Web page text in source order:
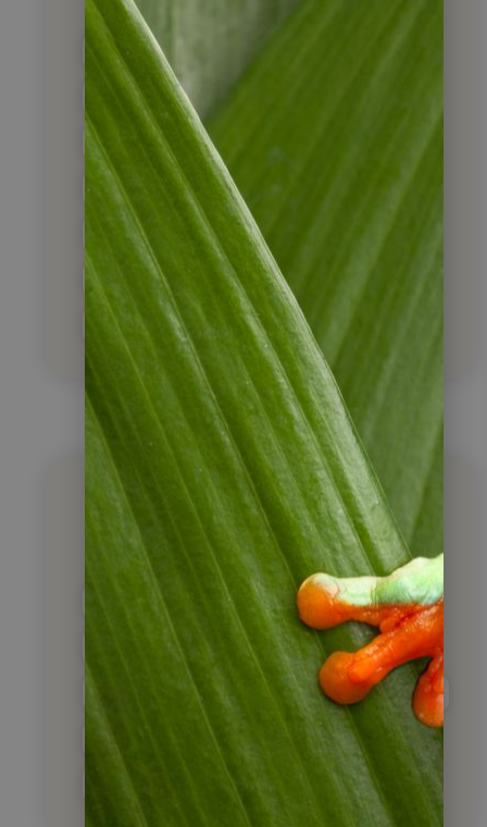
Argentinien
Brasilien
Costa Rica
Guatemala
Kuba Nicaragua
Panama Peru
Suriname
Unsere Blog Artikel
nach Themen sortiert
Reiseberichte
Medien- & Buchtipps
Essen & Trinken Flora & Fauna
Kultur & Geschichte
Outdoor & Adventure